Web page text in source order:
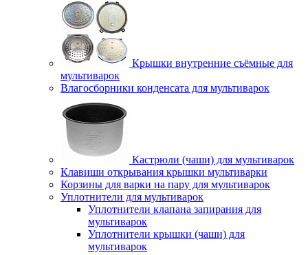
Крышки внутренние съёмные для
мультиварок
Влагосборники конденсата для мультиварок
Кастрюли (чаши) для мультиварок
Клавиши открывания крышки мультиварки
Корзины для варки на пару для мультиварок
Уплотнители для мультиварок
Уплотнители клапана запирания для
мультиварок
Уплотнители крышки (чаши) для
мультиварок